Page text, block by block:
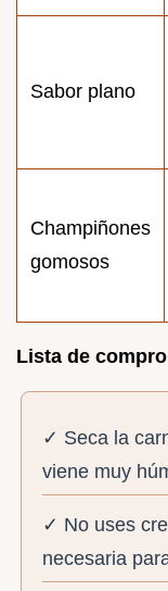
Sabor plano
Champiñones
gomosos
Lista de
✓ Seca la
viene muy
✓ No uses
necesaria